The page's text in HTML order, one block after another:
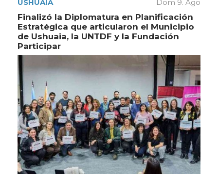
USHUAIA Dom 9. Ago
Finalizó la Diplomatura en Planificación
Estratégica que articularon el Municipio
de Ushuaia, la UNTDF y la Fundación
Participar